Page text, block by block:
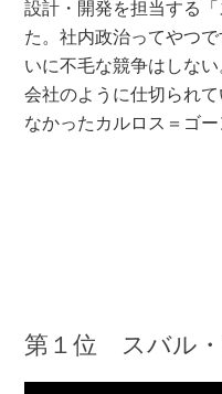
設計・開発を担当する
た。社内政治ってやつ
いに不毛な競争はしな
会社のように仕切られ
なかったカルロス＝ゴ
第１位 スバル・